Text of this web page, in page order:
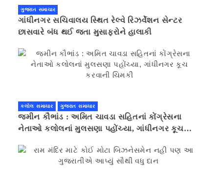
ગુજરાત સમાચાર
ગાંધીનગર સચિવાલય સ્થિત રેલ્વે રિઝર્વેશન સેન્ટર
છાસવારે બંધ થઈ જતા મુસાફરોને હાલાકી
કલોલ સમાચાર ગુજરાત સમાચાર
જમીન કૌભાંડ : અમિત ચાવડા સહિતનાં કોંગ્રેસના
નેતાઓ કલોલનાં મુલસણા પહોંચ્યા, ગાંધીનગર કૂચ